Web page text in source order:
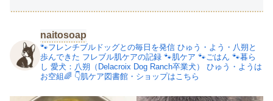
naitosoap
🐾フレンチブルドッグとの毎日を発信 ひゅう・よう・八朔と
歩んできた フレブル肌ケアの記録 🐾肌ケア 🐾ごはん 🐾暮ら
し 愛犬：八朔（Delacroix Dog Ranch卒業犬）
ひゅう・ようは
お空組🌈 👇肌ケア図書館・ショップはこちら